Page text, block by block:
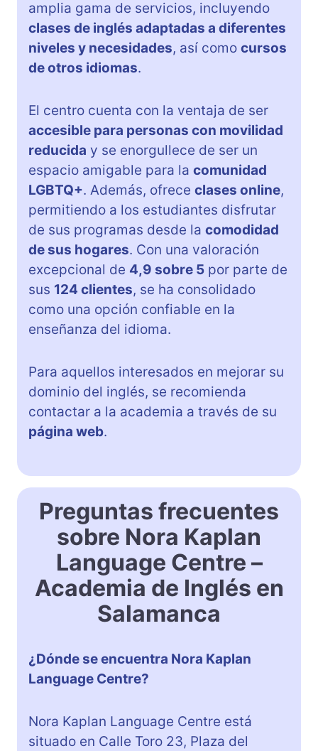
amplia gama de servicios, incluyendo
clases de inglés adaptadas a diferentes
niveles y necesidades, así como cursos
de otros idiomas.
El centro cuenta con la ventaja de ser
accesible para personas con movilidad
reducida y se enorgullece de ser un
espacio amigable para la comunidad
LGBTQ+. Además, ofrece clases online,
permitiendo a los estudiantes disfrutar
de sus programas desde la comodidad
de sus hogares. Con una valoración
excepcional de 4,9 sobre 5 por parte de
sus 124 clientes, se ha consolidado
como una opción confiable en la
enseñanza del idioma.
Para aquellos interesados en mejorar su
dominio del inglés, se recomienda
contactar a la academia a través de su
página web.
Preguntas frecuentes
sobre Nora Kaplan
Language Centre –
Academia de Inglés en
Salamanca
¿Dónde se encuentra Nora Kaplan
Language Centre?
Nora Kaplan Language Centre está
situado en Calle Toro 23, Plaza del